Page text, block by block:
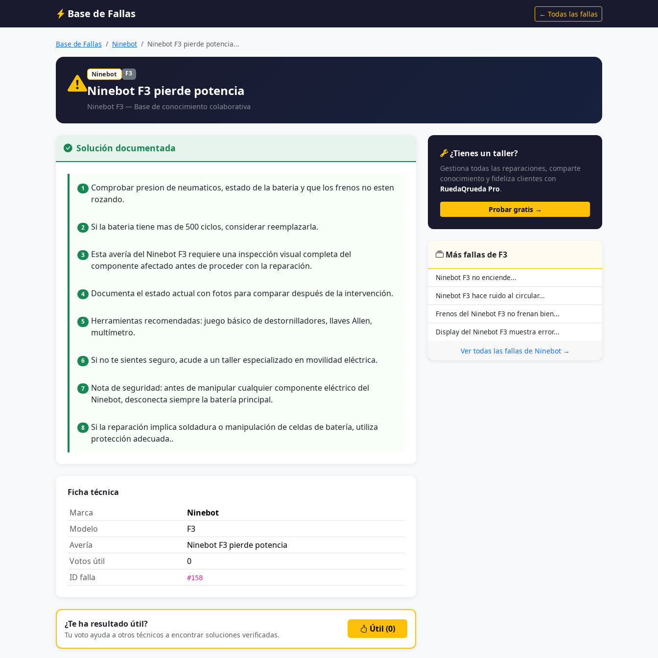
Base de Fallas ← Todas las fallas
Base de Fallas Ninebot Ninebot F3 pierde potencia...
Ninebot F3
Ninebot F3 pierde potencia
Ninebot F3 — Base de conocimiento colaborativa
Solución documentada
1
Comprobar presion de neumaticos, estado de la bateria y que los frenos no esten
rozando.
2 Si la bateria tiene mas de 500 ciclos, considerar reemplazarla.
3
Esta avería del Ninebot F3 requiere una inspección visual completa del
componente afectado antes de proceder con la reparación.
4 Documenta el estado actual con fotos para comparar después de la intervención.
5
Herramientas recomendadas: juego básico de destornilladores, llaves Allen,
multímetro.
6 Si no te sientes seguro, acude a un taller especializado en movilidad eléctrica.
7
Nota de seguridad: antes de manipular cualquier componente eléctrico del
Ninebot, desconecta siempre la batería principal.
8
Si la reparación implica soldadura o manipulación de celdas de batería, utiliza
protección adecuada..
Ficha técnica
Marca
Ninebot
Modelo
F3
Avería
Ninebot F3 pierde potencia
Votos útil
0
ID falla
#158
¿Te ha resultado útil?
Tu voto ayuda a otros técnicos a encontrar soluciones verificadas.
Útil (0)
¿Tienes un taller?
Gestiona todas las reparaciones, comparte
conocimiento y fideliza clientes con
RuedaQrueda Pro.
Probar gratis →
Más fallas de F3
Ninebot F3 no enciende...
Ninebot F3 hace ruido al circular...
Frenos del Ninebot F3 no frenan bien...
Display del Ninebot F3 muestra error...
Ver todas las fallas de Ninebot →